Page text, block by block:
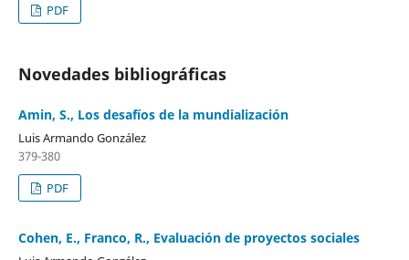
PDF
Novedades bibliográficas
Amin, S., Los desafíos de la mundialización
Luis Armando González
379-380
PDF
Cohen, E., Franco, R., Evaluación de proyectos sociales